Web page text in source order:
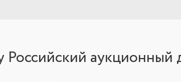
Российский аукционный